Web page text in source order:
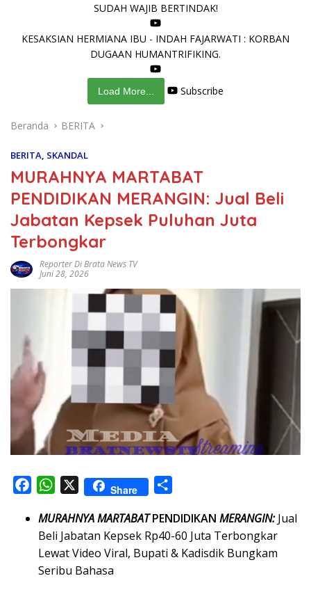
SUDAH WAJIB BERTINDAK!
KESAKSIAN HERMIANA IBU - INDAH FAJARWATI : KORBAN
DUGAAN HUMANTRIFIKING.
Load More... Subscribe
Beranda BERITA
BERITA, SKANDAL
MURAHNYA MARTABAT
PENDIDIKAN MERANGIN: Jual Beli
Jabatan Kepsek Puluhan Juta
Terbongkar
Reporter Di Brata News TV
Juni 28, 2026
W
a
t
s
A
X Share
a
r
e
MURAHNYAMARTABAT PENDIDIKAN MERANGIN:Jual
Beli Jabatan Kepsek Rp40-60 Juta Terbongkar
Lewat Video Viral, Bupati & Kadisdik Bungkam
Seribu Bahasa